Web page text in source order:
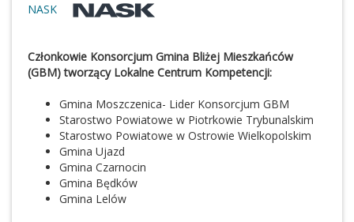
NASK
Członkowie Konsorcjum Gmina Bliżej Mieszkańców
(GBM) tworzący Lokalne Centrum Kompetencji:
Gmina Moszczenica- Lider Konsorcjum GBM
Starostwo Powiatowe w Piotrkowie Trybunalskim
Starostwo Powiatowe w Ostrowie Wielkopolskim
Gmina Ujazd
Gmina Czarnocin
Gmina Będków
Gmina Lelów